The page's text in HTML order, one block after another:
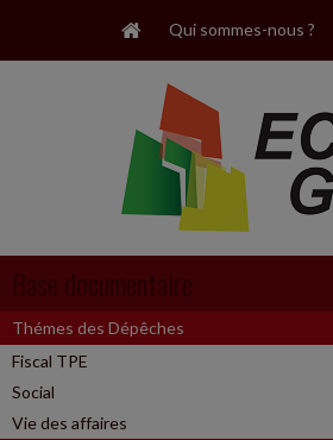
Qui sommes-nous ?
Base documentaire
Thémes des Dépêches
Fiscal TPE
Social
Vie des affaires